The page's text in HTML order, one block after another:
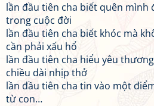
lần đầu tiên cha biết quên mình
trong cuộc đời
lần đầu tiên cha biết khóc mà
cần phải xấu hổ
lần đầu tiên cha hiểu yêu
chiều dài nhịp thở
lần đầu tiên cha tin vào một
từ con…